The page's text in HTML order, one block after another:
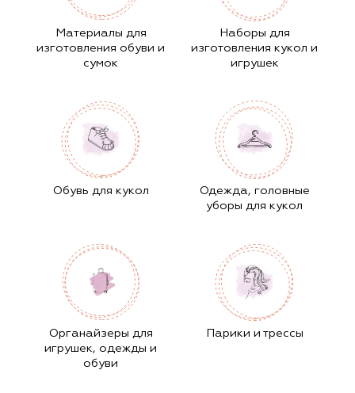
Материалы для
изготовления обуви и
сумок
Наборы для
изготовления кукол и
игрушек
Обувь для кукол
Одежда, головные
уборы для кукол
Органайзеры для
игрушек, одежды и
обуви
Парики и трессы